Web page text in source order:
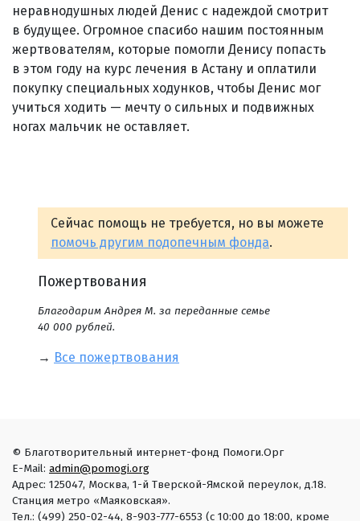
неравнодушных людей Денис с надеждой смотрит
в будущее. Огромное спасибо нашим постоянным
жертвователям, которые помогли Денису попасть
в этом году на курс лечения в Астану и оплатили
покупку специальных ходунков, чтобы Денис мог
учиться ходить — мечту о сильных и подвижных
ногах мальчик не оставляет.
Сейчас помощь не требуется, но вы можете
помочь другим подопечным фонда.
Пожертвования
Благодарим Андрея М. за переданные семье
40 000 рублей.
→ Все пожертвования
© Благотворительный интернет-фонд Помоги.Орг
E-Mail: admin@pomogi.org
Адрес: 125047, Москва, 1-й Тверской-Ямской переулок, д.18.
Станция метро «Маяковская».
Тел.: (499) 250-02-44, 8-903-777-6553 (с 10:00 до 18:00, кроме